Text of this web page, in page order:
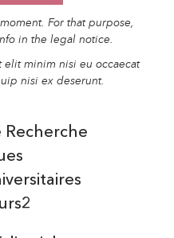
For that purpose,
in the legal notice.
elit minim nisi eu occaecat
nisi ex deserunt.
Recherche